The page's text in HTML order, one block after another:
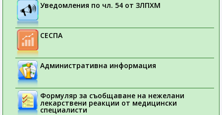
Уведомления по чл. 54 от ЗЛПХМ
СЕСПА
Административна информация
Формуляр за съобщаване на нежелани
лекарствени реакции от медицински
специалисти